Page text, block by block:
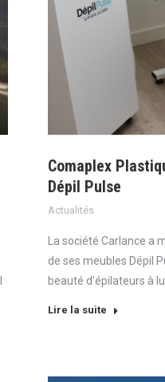
Comaplex
Dépil Pulse
Actualités
La société Carlance
de ses meubles Dépil
beauté d’épilateurs à
Lire la suite